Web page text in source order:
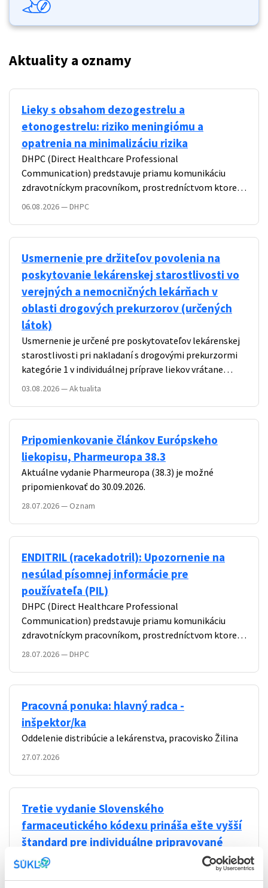
Aktuality a oznamy
Lieky s obsahom dezogestrelu a
etonogestrelu: riziko meningiómu a
opatrenia na minimalizáciu rizika
DHPC (Direct Healthcare Professional
Communication) predstavuje priamu komunikáciu
zdravotníckym pracovníkom, prostredníctvom ktorej
sú poskytované nové dôležité informácie týkajúce sa
06.08.2026—DHPC
Usmernenie pre držiteľov povolenia na
poskytovanie lekárenskej starostlivosti vo
verejných a nemocničných lekárňach v
oblasti drogových prekurzorov (určených
látok)
Usmernenie je určené pre poskytovateľov lekárenskej
starostlivosti pri nakladaní s drogovými prekurzormi
kategórie 1 v individuálnej príprave liekov vrátane
podmienok na vydanie, zmenu alebo zrušenie
03.08.2026—Aktualita
Pripomienkovanie článkov Európskeho
liekopisu, Pharmeuropa 38.3
Aktuálne vydanie Pharmeuropa (38.3) je možné
pripomienkovať do 30.09.2026.
28.07.2026— Oznam
ENDITRIL (racekadotril): Upozornenie na
nesúlad písomnej informácie pre
používateľa (PIL)
DHPC (Direct Healthcare Professional
Communication) predstavuje priamu komunikáciu
zdravotníckym pracovníkom, prostredníctvom ktorej
sú poskytované nové dôležité informácie týkajúce sa
28.07.2026—DHPC
Pracovná ponuka: hlavný radca -
inšpektor/ka
Oddelenie distribúcie a lekárenstva, pracovisko Žilina
27.07.2026
Tretie vydanie Slovenského
farmaceutického kódexu prináša ešte vyšší
štandard pre individuálne pripravované
lieky